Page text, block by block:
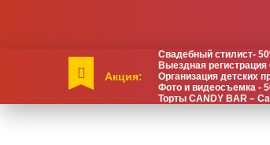
Акция:
Свадебный стилист-
Выездная регистрация
Организация детских
Фото и видеосъемка -
Торты CANDY BAR –